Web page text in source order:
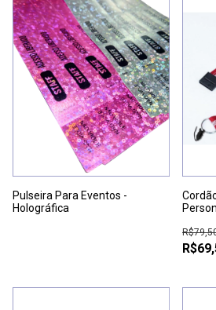
Pulseira Para Eventos -
Holográfica